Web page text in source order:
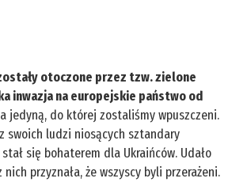
otoczone przez tzw. zielone
inwazja na europejskie państwo od
jedyną, do której zostaliśmy wpuszczeni.
swoich ludzi niosących sztandary
się bohaterem dla Ukraińców. Udało
przyznała, że wszyscy byli przerażeni.